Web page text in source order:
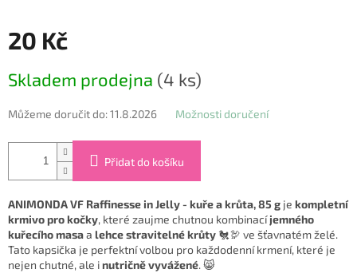
20 Kč
cena:
Skladem prodejna (4 ks)
Můžeme doručit do:11.8.2026 Možnosti doručení
Přidat do košíku
ANIMONDA VF Raffinesse in Jelly - kuře a krůta, 85 g je kompletní
krmivo pro kočky, které zaujme chutnou kombinacíjemného
kuřecího masaa lehce stravitelné krůty 🐔🦃 ve šťavnatém želé.
Tato kapsička je perfektní volbou pro každodenní krmení, které je
nejen chutné, ale inutričně vyvážené. 😸